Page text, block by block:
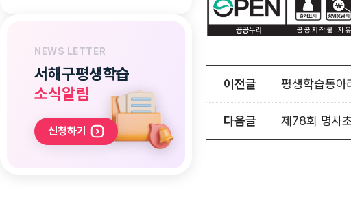
NEWS LETTER
서해구평생학습
소식알림
신청하기
이전글 평생학습동
다음글 제78회 명사